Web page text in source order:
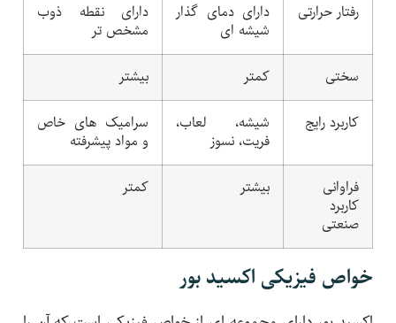
رفتار حرارتی
دارای دمای گذار
شیشه ای
دارای نقطه ذوب
مشخص تر
سختی کمتر بیشتر
کاربرد رایج
شیشه، لعاب،
فریت، نسوز
سرامیک های خاص
و مواد پیشرفته
فراوانی
کاربرد
صنعتی
بیشتر کمتر
خواص فیزیکی اکسید بور